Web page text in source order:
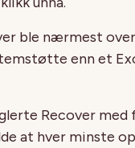
ble nærmest
enn et
Recover med
at hver minste